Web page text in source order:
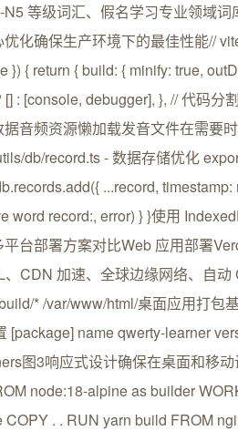
等级词汇、假名学习专业领域
化确保生产环境下的最佳性能//
}) { return { build: { minify: true,
: [console, debugger], }, // 代码分
音频资源懒加载发音文件在需要
db/record.ts - 数据存储优化
...record,
word record:, error) } }使用
台部署方案对比Web 应用部署
CDN 加速、全球边缘网络、自
* /var/www/html/桌面应用打包
[package] name qwerty-learner
图3响应式设计确保在桌面和移
node:18-alpine as builder
. . RUN yarn build FROM